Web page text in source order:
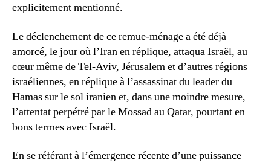
explicitement mentionné.
Le déclenchement de ce remue-ménage a été déjà
amorcé, le jour où l’Iran en réplique, attaqua Israël, au
cœur même de Tel-Aviv, Jérusalem et d’autres régions
israéliennes, en réplique à l’assassinat du leader du
Hamas sur le sol iranien et, dans une moindre mesure,
l’attentat perpétré par le Mossad au Qatar, pourtant en
bons termes avec Israël.
En se référant à l’émergence récente d’une puissance